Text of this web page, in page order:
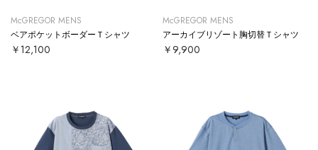
McGREGOR MENS
ベアポケットボーダーＴシャツ
￥12,100
McGREGOR MENS
アーカイブリゾート胸切替Ｔシャツ
￥9,900